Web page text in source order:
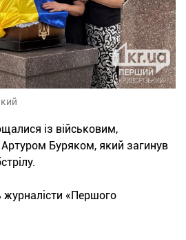
із військовим,
Буряком, який загинув
«Першого